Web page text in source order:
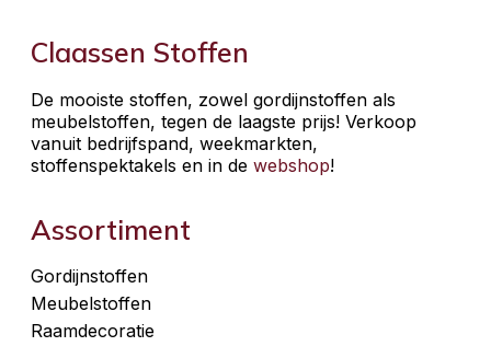
Claassen Stoffen
De mooiste stoffen, zowel gordijnstoffen als
meubelstoffen, tegen de laagste prijs! Verkoop
vanuit bedrijfspand, weekmarkten,
stoffenspektakels en in de webshop!
Assortiment
Gordijnstoffen
Meubelstoffen
Raamdecoratie